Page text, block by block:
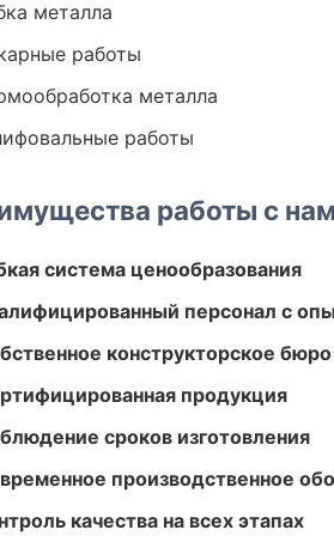
металла
работы
металла
работы
работы с
система ценообразования
персонал с
конструкторское бюро
продукция
сроков изготовления
производственное
качества на всех этапах